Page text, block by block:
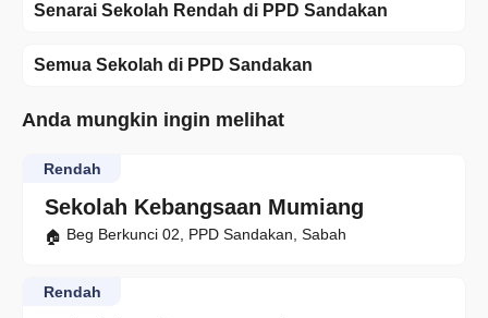
Senarai Sekolah Rendah di PPD Sandakan
Semua Sekolah di PPD Sandakan
Anda mungkin ingin melihat
Sekolah Kebangsaan Mumiang
Rendah
Beg Berkunci 02, PPD Sandakan, Sabah
Rendah